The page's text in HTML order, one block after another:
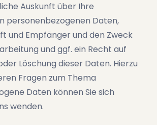
Auskunft über Ihre
personenbezogenen Daten,
und Empfänger und den Zweck
und ggf. ein Recht auf
Löschung dieser Daten. Hierzu
Fragen zum Thema
Daten können Sie sich
wenden.